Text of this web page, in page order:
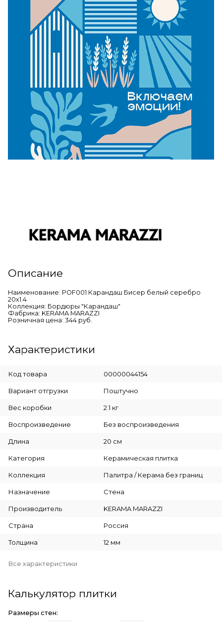
Описание
Наименование: POF001 Карандаш Бисер белый серебро
20х1.4
Коллекция: Бордюры "Карандаш"
Фабрика: KERAMA MARAZZI
Розничная цена: 344 руб.
Характеристики
Код товара 00000044154
Вариант отгрузки Поштучно
Вес коробки 2.1 кг
Воспроизведение Без воспроизведения
Длина 20 см
Категория Керамическая плитка
Коллекция Палитра / Керама без границ
Назначение Стена
Производитель KERAMA MARAZZI
Страна Россия
Толщина 12 мм
Все характеристики
Калькулятор плитки
Размеры стен: